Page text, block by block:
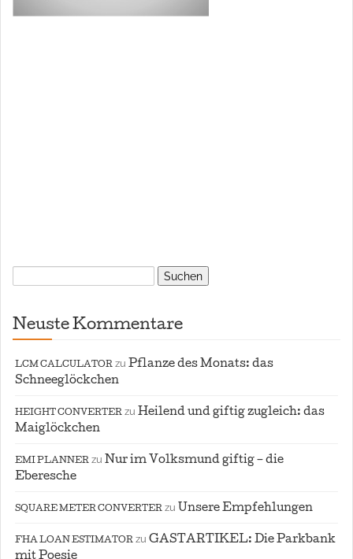
Suchen
nach:
Neuste Kommentare
LCM CALCULATOR zu Pflanze des Monats: das
Schneeglöckchen
HEIGHT CONVERTER zu Heilend und giftig zugleich: das
Maiglöckchen
EMI PLANNER zu Nur im Volksmund giftig – die
Eberesche
SQUARE METER CONVERTER zu Unsere Empfehlungen
FHA LOAN ESTIMATOR zu GASTARTIKEL: Die Parkbank
mit Poesie